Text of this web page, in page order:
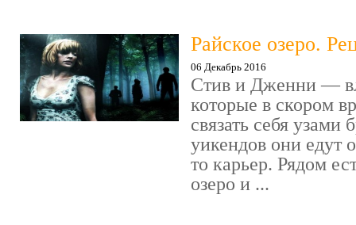
Райское озеро.
06 Декабрь 2016
Стив и Дженни —
которые в скором
связать себя узами
уикендов они едут
то карьер. Рядом
озеро и ...